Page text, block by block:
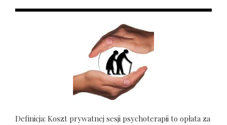
Definicja: Koszt prywatnej sesji psychoterapii to opłata za